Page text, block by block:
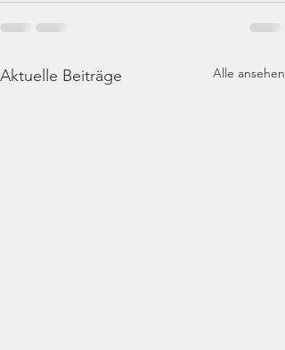
Aktuelle Beiträge Alle ansehen